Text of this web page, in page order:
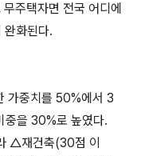
주택자면 전국 어디에
완화된다.
가중치를 50%에서 3
중을 30%로 높였다.
△재건축(30점 이